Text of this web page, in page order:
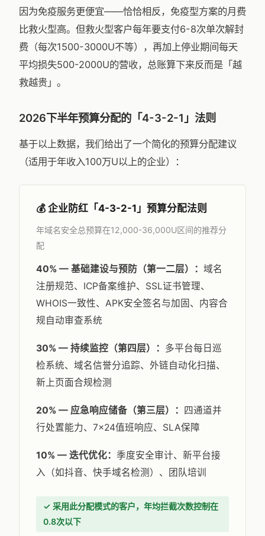
因为免疫服务更便宜——恰恰相反，免疫型方案的月费
比救火型高。但救火型客户每年要支付6-8次单次解封
费（每次1500-3000U不等），再加上停业期间每天
平均损失500-2000U的营收，总账算下来反而是「越
救越贵」。
2026下半年预算分配的「4-3-2-1」法则
基于以上数据，我们给出了一个简化的预算分配建议
（适用于年收入100万U以上的企业）：
💰 企业防红「4-3-2-1」预算分配法则
年域名安全总预算在12,000-36,000U区间的推荐分
配
40% — 基础建设与预防（第一二层）： 域名
注册规范、ICP备案维护、SSL证书管理、
WHOIS一致性、APK安全签名与加固、内容合
规自动审查系统
30% — 持续监控（第四层）： 多平台每日巡
检系统、域名信誉分追踪、外链自动化扫描、
新上页面合规检测
20% — 应急响应储备（第三层）： 四通道并
行处置能力、7×24值班响应、SLA保障
10% — 迭代优化： 季度安全审计、新平台接
入（如抖音、快手域名检测）、团队培训
✓ 采用此分配模式的客户，年均拦截次数控制在
0.8次以下